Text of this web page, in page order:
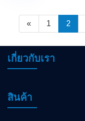
« 1 2
เกี่ยวกับเรา
สินค้า